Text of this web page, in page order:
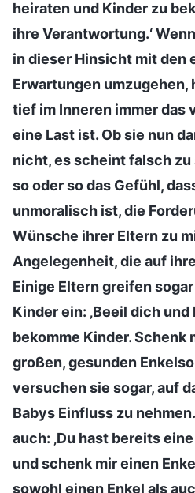
heiraten und Kinder zu
ihre Verantwortung.‘
in dieser Hinsicht mit den
Erwartungen umzugehen,
tief im Inneren immer das
eine Last ist. Ob sie nun
nicht, es scheint falsch zu
so oder so das Gefühl,
unmoralisch ist, die
Wünsche ihrer Eltern zu
Angelegenheit, die auf
Einige Eltern greifen
Kinder ein: ‚Beeil dich
bekomme Kinder. Schenk
großen, gesunden
versuchen sie sogar, auf
Babys Einfluss zu
auch: ‚Du hast bereits
und schenk mir einen
sowohl einen Enkel als